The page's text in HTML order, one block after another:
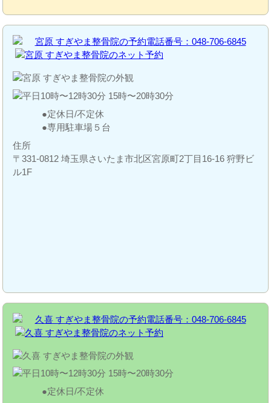
定休日/不定休
専用駐車場５台
住所
〒331-0812 埼玉県さいたま市北区宮原町2丁目16-16 狩野ビ
ル1F
定休日/不定休